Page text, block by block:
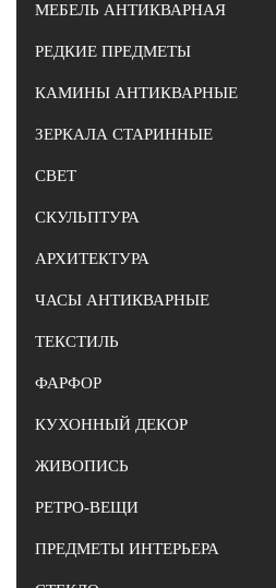
МЕБЕЛЬ АНТИКВАРНАЯ
РЕДКИЕ ПРЕДМЕТЫ
КАМИНЫ АНТИКВАРНЫЕ
ЗЕРКАЛА СТАРИННЫЕ
СВЕТ
СКУЛЬПТУРА
АРХИТЕКТУРА
ЧАСЫ АНТИКВАРНЫЕ
ТЕКСТИЛЬ
ФАРФОР
КУХОННЫЙ ДЕКОР
ЖИВОПИСЬ
РЕТРО-ВЕЩИ
ПРЕДМЕТЫ ИНТЕРЬЕРА